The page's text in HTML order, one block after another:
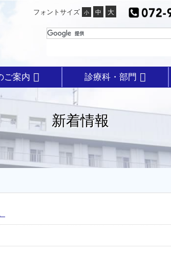
フォントサイズ
ご案内 診療科・部門
新着情報